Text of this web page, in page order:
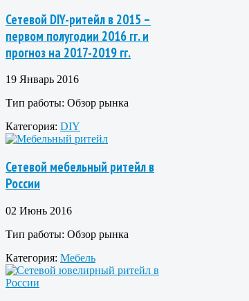
Сетевой DIY-ритейл в 2015 –
первом полугодии 2016 гг. и
прогноз на 2017-2019 гг.
19 Январь 2016
Тип работы: Обзор рынка
Категория: DIY
Сетевой мебельный ритейл в
России
02 Июнь 2016
Тип работы: Обзор рынка
Категория: Мебель